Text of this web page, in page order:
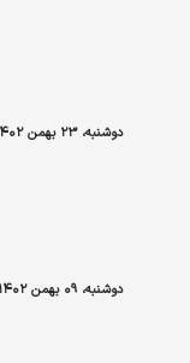
دوشنبه، ۲۳ بهمن ۱۴۰۲
دوشنبه، ۰۹ بهمن ۱۴۰۲